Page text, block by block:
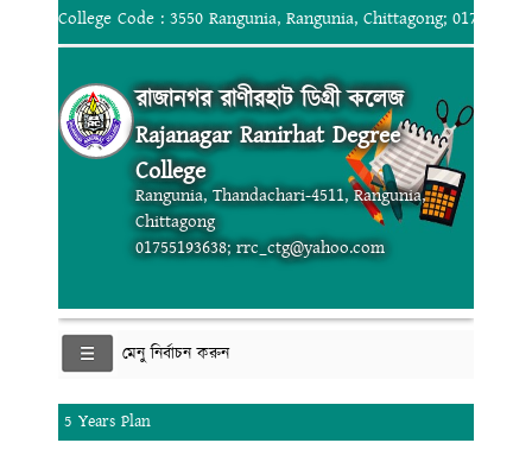
College Code : 3550 Rangunia, Rangunia, Chittagong;
রাজানগর রাণীরহাট ডিগ্রী কলেজ
Rajanagar Ranirhat Degree
College
Rangunia, Thandachari-4511, Rangunia,
Chittagong
01755193638; rrc_ctg@yahoo.com
মেনু নির্বাচন করুন
5 Years Plan